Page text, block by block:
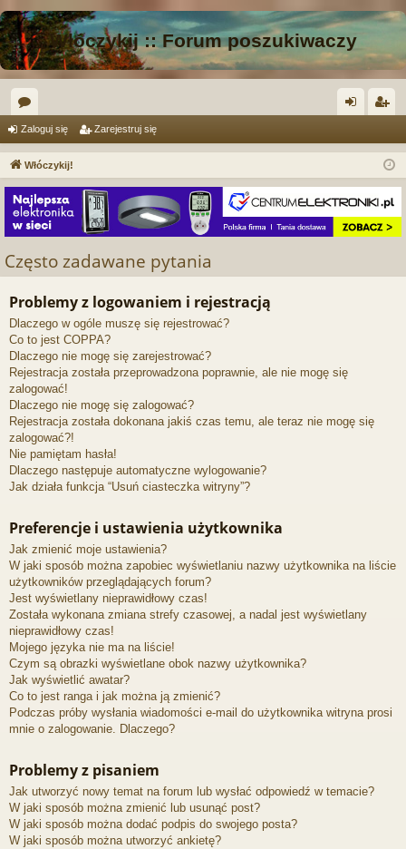
Włóczykij :: Forum poszukiwaczy
or
a og
si
ę
ej
tru
j
Zaloguj się Zarejestruj się
Włóczykij!
Często zadawane pytania
Problemy z logowaniem i rejestracją
Dlaczego w ogóle muszę się rejestrować?
Co to jest COPPA?
Dlaczego nie mogę się zarejestrować?
Rejestracja została przeprowadzona poprawnie, ale nie mogę się
zalogować!
Dlaczego nie mogę się zalogować?
Rejestracja została dokonana jakiś czas temu, ale teraz nie mogę się
zalogować?!
Nie pamiętam hasła!
Dlaczego następuje automatyczne wylogowanie?
Jak działa funkcja “Usuń ciasteczka witryny”?
Preferencje i ustawienia użytkownika
Jak zmienić moje ustawienia?
W jaki sposób można zapobiec wyświetlaniu nazwy użytkownika na liście
użytkowników przeglądających forum?
Jest wyświetlany nieprawidłowy czas!
Została wykonana zmiana strefy czasowej, a nadal jest wyświetlany
nieprawidłowy czas!
Mojego języka nie ma na liście!
Czym są obrazki wyświetlane obok nazwy użytkownika?
Jak wyświetlić awatar?
Co to jest ranga i jak można ją zmienić?
Podczas próby wysłania wiadomości e-mail do użytkownika witryna prosi
mnie o zalogowanie. Dlaczego?
Problemy z pisaniem
Jak utworzyć nowy temat na forum lub wysłać odpowiedź w temacie?
W jaki sposób można zmienić lub usunąć post?
W jaki sposób można dodać podpis do swojego posta?
W jaki sposób można utworzyć ankietę?